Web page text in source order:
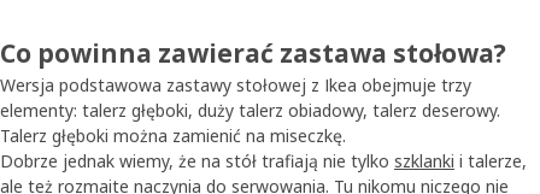
Co powinna zawierać zastawa stołowa?
Wersja podstawowa zastawy stołowej z Ikea obejmuje trzy
elementy: talerz głęboki, duży talerz obiadowy, talerz deserowy.
Talerz głęboki można zamienić na miseczkę.
Dobrze jednak wiemy, że na stół trafiają nie tylko szklanki i talerze,
ale też rozmaite naczynia do serwowania. Tu nikomu niczego nie